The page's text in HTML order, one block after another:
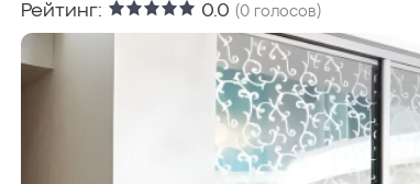
Рейтинг: 0.0 (0 голосов)